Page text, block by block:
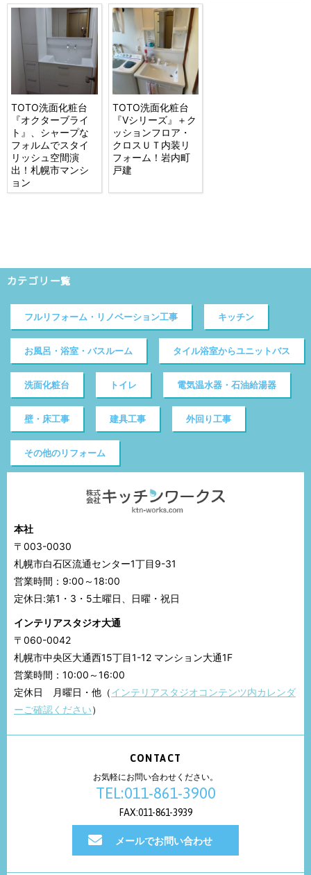
TOTO洗面化粧台
『オクターブライ
ト』、シャープな
フォルムでスタイ
リッシュ空間演
出！札幌市マンシ
ョン
TOTO洗面化粧台
『Vシリーズ』＋ク
ッションフロア・
クロスＵＴ内装リ
フォーム！岩内町
戸建
カテゴリ一覧
フルリフォーム・リノベーション工事 キッチン
お風呂・浴室・バスルーム タイル浴室からユニットバス
洗面化粧台 トイレ 電気温水器・石油給湯器
壁・床工事 建具工事 外回り工事
その他のリフォーム
本社
〒003-0030
札幌市白石区流通センター1丁目9-31
営業時間：9:00～18:00
定休日:第1・3・5土曜日、日曜・祝日
インテリアスタジオ大通
〒060-0042
札幌市中央区大通西15丁目1-12 マンション大通1F
営業時間：10:00～16:00
定休日 月曜日・他（インテリアスタジオコンテンツ内カレンダ
ーご確認ください）
CONTACT
お気軽にお問い合わせください。
TEL:011-861-3900
FAX:011-861-3939
メールでお問い合わせ